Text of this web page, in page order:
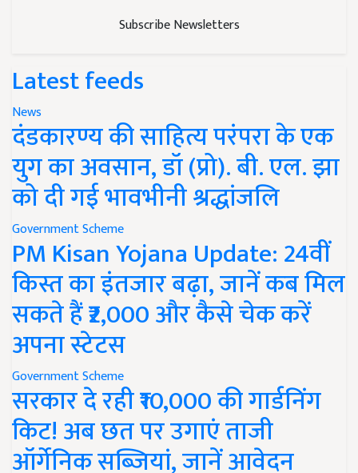
Subscribe Newsletters
Latest feeds
News
दंडकारण्य की साहित्य परंपरा के एक
युग का अवसान, डॉ (प्रो). बी. एल. झा
को दी गई भावभीनी श्रद्धांजलि
Government Scheme
PM Kisan Yojana Update: 24वीं
किस्त का इंतजार बढ़ा, जानें कब मिल
सकते हैं ₹2,000 और कैसे चेक करें
अपना स्टेटस
Government Scheme
सरकार दे रही ₹10,000 की गार्डनिंग
किट! अब छत पर उगाएं ताजी
ऑर्गेनिक सब्जियां, जानें आवेदन